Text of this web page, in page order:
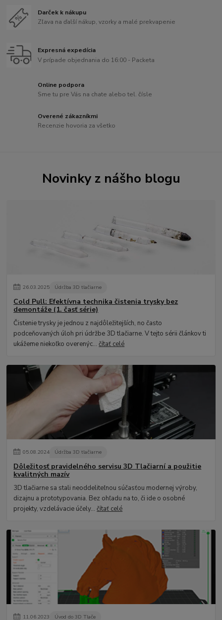
Darček k nákupu
Zľava na ďalší nákup, vzorky a malé prekvapenie
Expresná expedícia
V prípade objednania do 16:00 - Packeta
Online podpora
Sme tu pre Vás na chate alebo tel. čísle
Overené zákazníkmi
Recenzie hovoria za všetko
Novinky z nášho blogu
26.03.2025 Údržba 3D tlačiarne
Cold Pull: Efektívna technika čistenia trysky bez
demontáže (1. časť série)
Čistenie trysky je jednou z najdôležitejších, no často
podceňovaných úloh pri údržbe 3D tlačiarne. V tejto sérii článkov ti
ukážeme niekoľko overenýc...čítať celé
05.08.2024 Údržba 3D tlačiarne
Dôležitosť pravidelného servisu 3D Tlačiarní a použitie
kvalitných mazív
3D tlačiarne sa stali neoddeliteľnou súčasťou modernej výroby,
dizajnu a prototypovania. Bez ohľadu na to, či ide o osobné
projekty, vzdelávacie účely...čítať celé
11.06.2023 Úvod do 3D Tlače